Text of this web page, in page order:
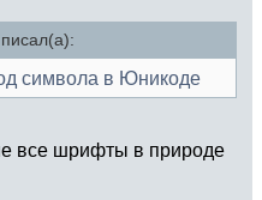
писал(а):
символа в Юникоде
все шрифты в природе